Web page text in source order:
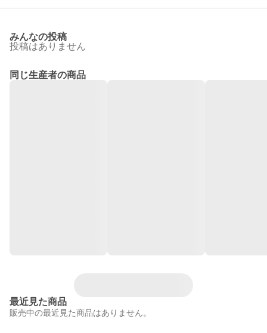
みんなの投稿
投稿はありません
同じ生産者の商品
最近見た商品
販売中の最近見た商品はありません。